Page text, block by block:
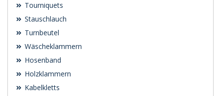
Tourniquets
Stauschlauch
Turnbeutel
Wäscheklammern
Hosenband
Holzklammern
Kabelkletts